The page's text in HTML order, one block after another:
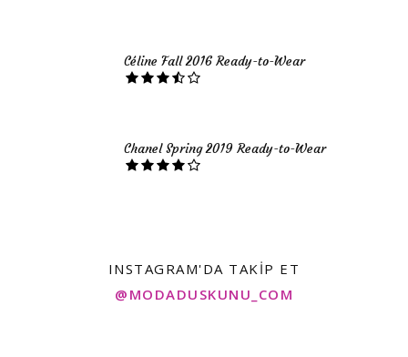
Céline Fall 2016 Ready-to-Wear
Chanel Spring 2019 Ready-to-Wear
INSTAGRAM'DA TAKIP ET
@MODADUSKUNU_COM